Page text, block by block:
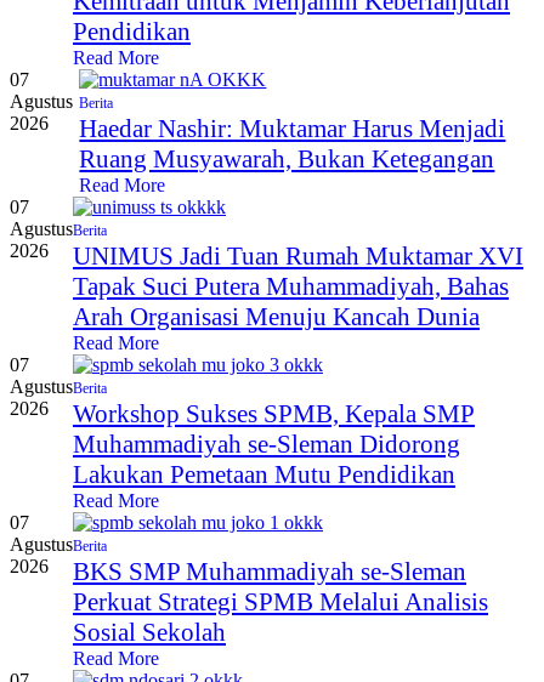
Pendidikan
Read More
07
Agustus
2026
Berita
Haedar Nashir: Muktamar Harus Menjadi
Ruang Musyawarah, Bukan Ketegangan
Read More
07
Agustus
2026
Berita
UNIMUS Jadi Tuan Rumah Muktamar XVI
Tapak Suci Putera Muhammadiyah, Bahas
Arah Organisasi Menuju Kancah Dunia
Read More
07
Agustus
2026
Berita
Workshop Sukses SPMB, Kepala SMP
Muhammadiyah se-Sleman Didorong
Lakukan Pemetaan Mutu Pendidikan
Read More
07
Agustus
2026
Berita
BKS SMP Muhammadiyah se-Sleman
Perkuat Strategi SPMB Melalui Analisis
Sosial Sekolah
Read More